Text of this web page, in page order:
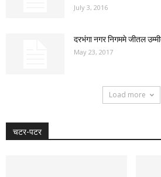
July 3, 2016
दरभंगा नगर निगममे जीतल
May 23, 2017
Load more
चटर-पटर